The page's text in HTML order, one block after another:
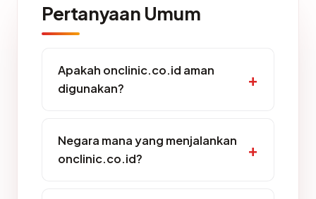
Pertanyaan Umum
Apakah onclinic.co.id aman
digunakan?
Negara mana yang menjalankan
onclinic.co.id?